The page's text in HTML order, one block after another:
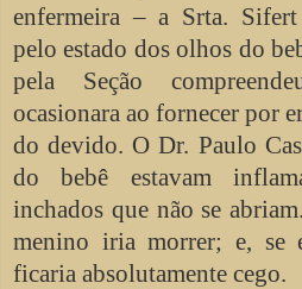
enfermeira – a Srta.
pelo estado dos olhos do
pela Seção
ocasionara ao fornecer por
do devido. O Dr. Paulo
do bebê estavam
inchados que não se
menino iria morrer; e, se
ficaria absolutamente cego.